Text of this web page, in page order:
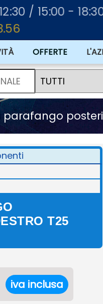
/ 15:00 - 18:30
OFFERTE
parafango
T25
iva inclusa